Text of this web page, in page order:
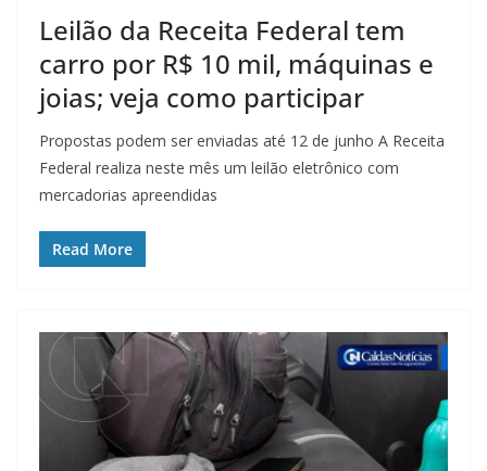
Leilão da Receita Federal tem
carro por R$ 10 mil, máquinas e
joias; veja como participar
Propostas podem ser enviadas até 12 de junho A Receita
Federal realiza neste mês um leilão eletrônico com
mercadorias apreendidas
Read More